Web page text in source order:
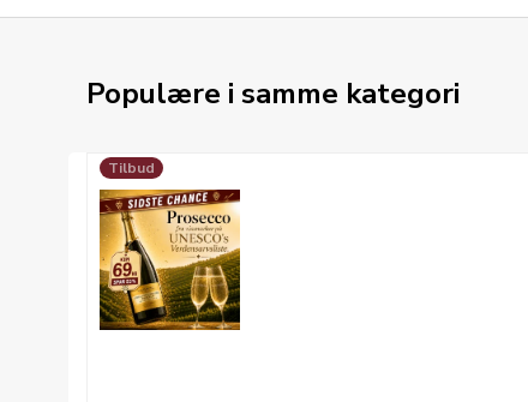
Populære i samme kategori
Tilbud